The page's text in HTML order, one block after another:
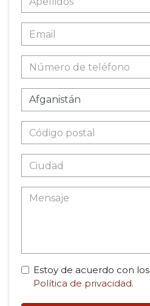
Estoy de acuerdo con los
Política de privacidad.